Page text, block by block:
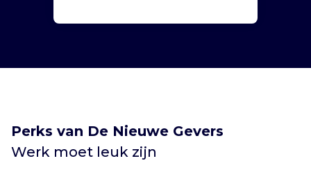
Perks van De Nieuwe Gevers
Werk moet leuk zijn